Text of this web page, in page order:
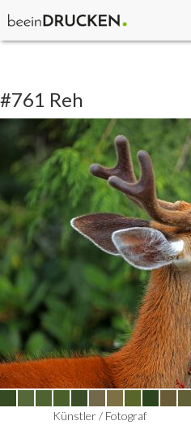
#761 Reh
Künstler / Fotograf